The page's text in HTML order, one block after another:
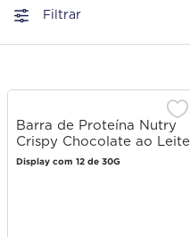
Filtrar
Barra de Proteína Nutry
Crispy Chocolate ao Leite
30g
Display com 12 de 30G